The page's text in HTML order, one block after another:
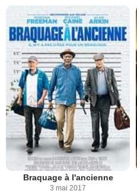
Braquage à l'ancienne
3 mai 2017